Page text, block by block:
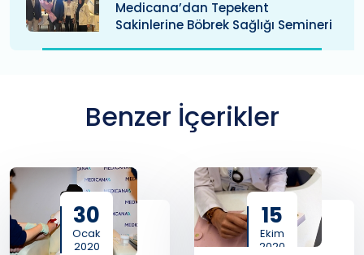
Medicana’dan Tepekent
Sakinlerine Böbrek Sağlığı Semineri
Benzer İçerikler
30
Ocak
2020
15
Ekim
2020